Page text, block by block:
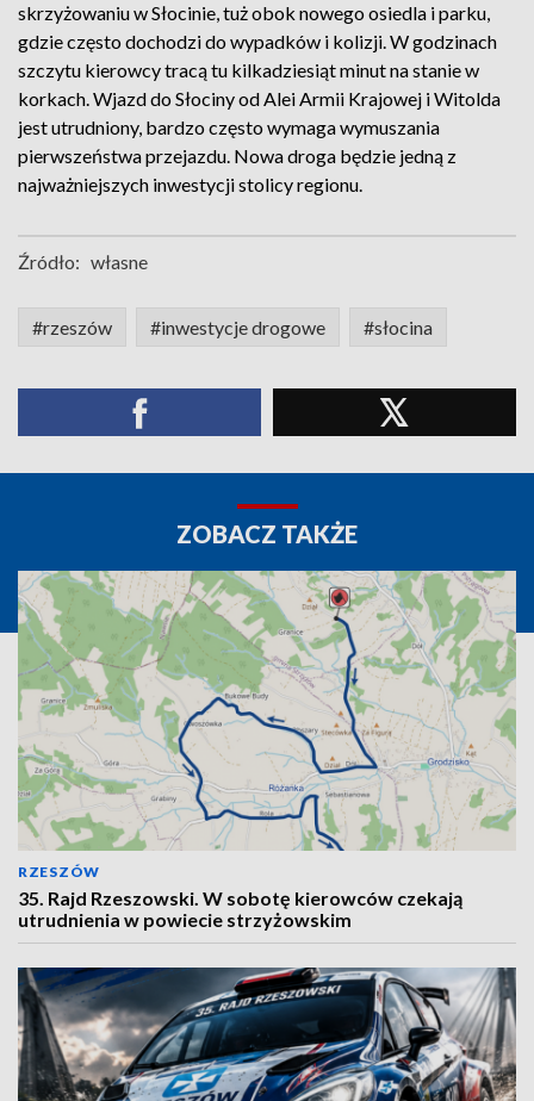
skrzyżowaniu w Słocinie, tuż obok nowego osiedla i parku,
gdzie często dochodzi do wypadków i kolizji. W godzinach
szczytu kierowcy tracą tu kilkadziesiąt minut na stanie w
korkach. Wjazd do Słociny od Alei Armii Krajowej i Witolda
jest utrudniony, bardzo często wymaga wymuszania
pierwszeństwa przejazdu. Nowa droga będzie jedną z
najważniejszych inwestycji stolicy regionu.
Źródło: własne
#rzeszów #inwestycje drogowe #słocina
ZOBACZ TAKŻE
RZESZÓW
35. Rajd Rzeszowski. W sobotę kierowców czekają
utrudnienia w powiecie strzyżowskim